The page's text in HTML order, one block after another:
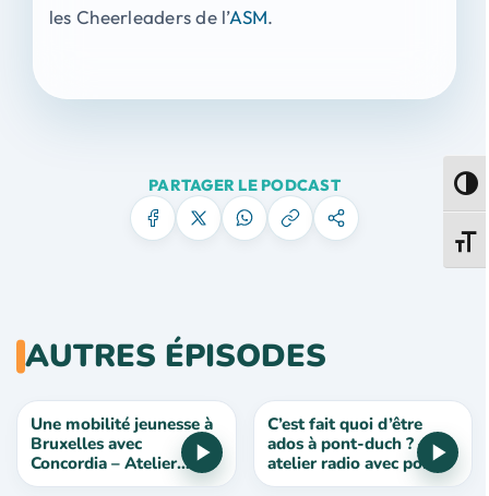
les Cheerleaders de l’ASM.
PARTAGER LE PODCAST
AUTRES ÉPISODES
Une mobilité jeunesse à
Bruxelles avec
Concordia – Atelier
Radio
C’est fait quoi d’être
ados à pont-duch ? –
atelier radio avec pont
duch’ados